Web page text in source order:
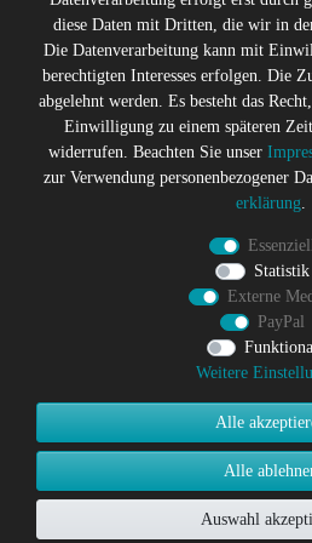
Preis des
Gerne halten wir
Abonniere den Suicide Glam
Schnäppchen, Gutscheine
Mail informiert zu werden, und
Gutschein nach
Abmeldung ist
Hiermit bestätige ich, dass ich die
habe. Meine Einwilligung kann
Abonnieren
** Hierbei
diese Daten mit Dritten, die wir in
Die Datenverarbeitung kann mit
berechtigten Interesses erfolgen. Die
abgelehnt werden. Es besteht das
Einwilligung zu einem späteren
widerrufen. Beachten Sie unser
zur Verwendung personenbezogener
erklärung.
Essenziell
Statistik
Externe
PayPal
Weitere
Alle
Alle
Auswahl